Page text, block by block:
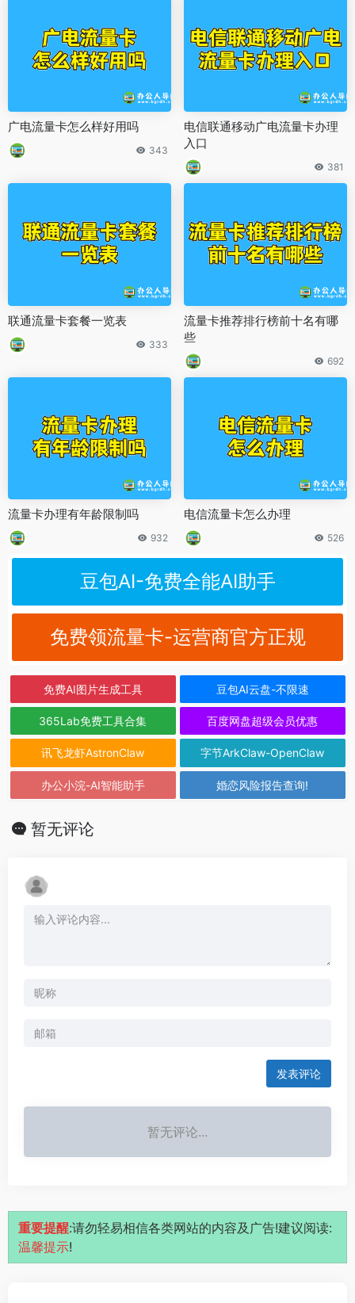
广电流量卡怎么样好用吗
343
电信联通移动广电流量卡办理
入口
381
联通流量卡套餐一览表
333
流量卡推荐排行榜前十名有哪
些
692
流量卡办理有年龄限制吗
932
电信流量卡怎么办理
526
豆包AI-免费全能AI助手
免费领流量卡-运营商官方正规
免费AI图片生成工具 豆包AI云盘-不限速
365Lab免费工具合集 百度网盘超级会员优惠
讯飞龙虾AstronClaw 字节ArkClaw-OpenClaw
办公小浣-AI智能助手 婚恋风险报告查询!
暂无评论
发表评论
暂无评论...
重要提醒:请勿轻易相信各类网站的内容及广告!建议阅读:
温馨提示!